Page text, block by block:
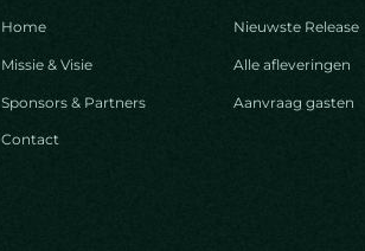
Home
Missie & Visie
Sponsors & Partners
Contact
Nieuwste Release
Alle afleveringen
Aanvraag gasten